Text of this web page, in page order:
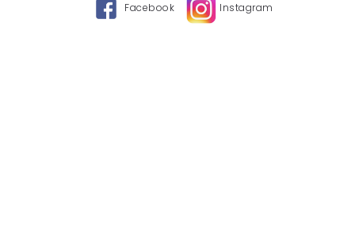
Facebook Instagram